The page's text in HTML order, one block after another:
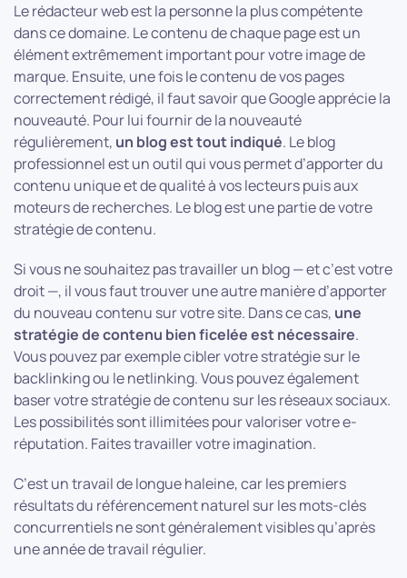
Le rédacteur web est la personne la plus compétente
dans ce domaine. Le contenu de chaque page est un
élément extrêmement important pour votre image de
marque. Ensuite, une fois le contenu de vos pages
correctement rédigé, il faut savoir que Google apprécie la
nouveauté. Pour lui fournir de la nouveauté
régulièrement, un blog est tout indiqué. Le blog
professionnel est un outil qui vous permet d’apporter du
contenu unique et de qualité à vos lecteurs puis aux
moteurs de recherches. Le blog est une partie de votre
stratégie de contenu.
Si vous ne souhaitez pas travailler un blog — et c’est votre
droit —, il vous faut trouver une autre manière d’apporter
du nouveau contenu sur votre site. Dans ce cas, une
stratégie de contenu bien ficelée est nécessaire.
Vous pouvez par exemple cibler votre stratégie sur le
backlinking ou le netlinking. Vous pouvez également
baser votre stratégie de contenu sur les réseaux sociaux.
Les possibilités sont illimitées pour valoriser votre e-
réputation. Faites travailler votre imagination.
C’est un travail de longue haleine, car les premiers
résultats du référencement naturel sur les mots-clés
concurrentiels ne sont généralement visibles qu’après
une année de travail régulier.